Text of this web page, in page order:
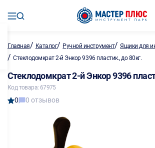
Главная/ Каталог/ Ручной инструмент/Ящики для
/ Стеклодомкрат 2-й Энкор 9396 пластик., до 80кг.
Стеклодомкрат 2-й Энкор 9396
Код товара: 67975
0 0 отзывов